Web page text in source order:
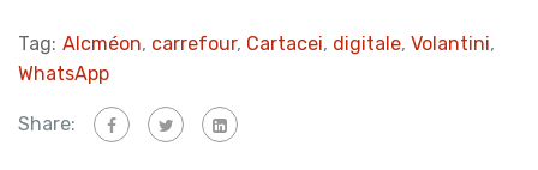
Tag: Alcméon, carrefour, Cartacei, digitale, Volantini,
WhatsApp
Share: